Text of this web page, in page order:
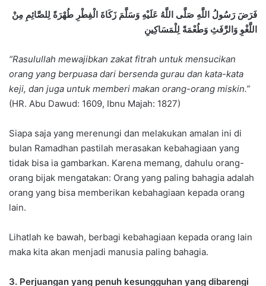
فَرَضَ رَسُولُ اللَّهِ صَلَّى اللَّهُ عَلَيْهِ وَسَلَّمَ زَكَاةَ الْفِطْرِ طُهْرَةً لِلصَّائِمِ مِنْ
اللَّغْوِ وَالرَّفَثِ وَطُعْمَةً لِلْمَسَاكِينِ
“Rasulullah mewajibkan zakat fitrah untuk mensucikan
orang yang berpuasa dari bersenda gurau dan kata-kata
keji, dan juga untuk memberi makan orang-orang miskin.”
(HR. Abu Dawud: 1609, Ibnu Majah: 1827)
Siapa saja yang merenungi dan melakukan amalan ini di
bulan Ramadhan pastilah merasakan kebahagiaan yang
tidak bisa ia gambarkan. Karena memang, dahulu orang-
orang bijak mengatakan: Orang yang paling bahagia adalah
orang yang bisa memberikan kebahagiaan kepada orang
lain.
Lihatlah ke bawah, berbagi kebahagiaan kepada orang lain
maka kita akan menjadi manusia paling bahagia.
3. Perjuangan yang penuh kesungguhan yang dibarengi